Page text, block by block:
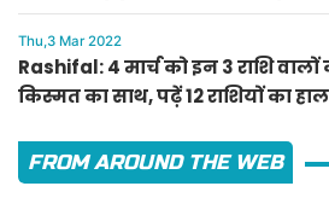
लाल का ऐलान
Thu,3 Mar 2022
Rashifal: 4 मार्च को इन 3 राशि
किस्मत का साथ, पढ़ें 12 राशियों का हाल
FROM AROUND THE WEB